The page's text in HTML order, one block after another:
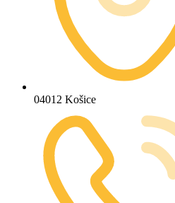
04012 Košice